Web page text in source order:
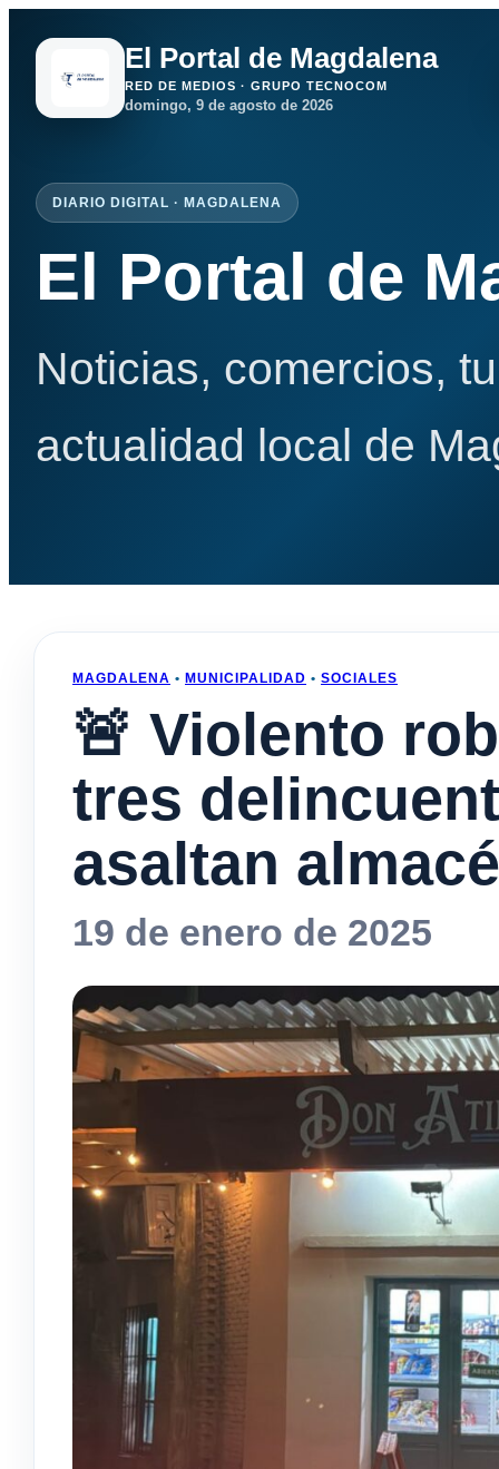
El Portal de Magdalena
RED DE MEDIOS · GRUPO TECNOCOM
domingo, 9 de agosto de 2026
DIARIO DIGITAL · MAGDALENA
El Portal de
Noticias, comercios,
actualidad local de
MAGDALENA • MUNICIPALIDAD • SOCIALES
🚨 Violento
tres
asaltan
19 de enero de 2025